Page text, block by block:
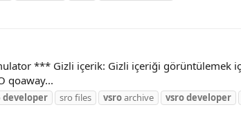
*** Gizli içerik: Gizli içeriği görüntülemek
qoaway...
developer sro files vsroarchive vsrodeveloper